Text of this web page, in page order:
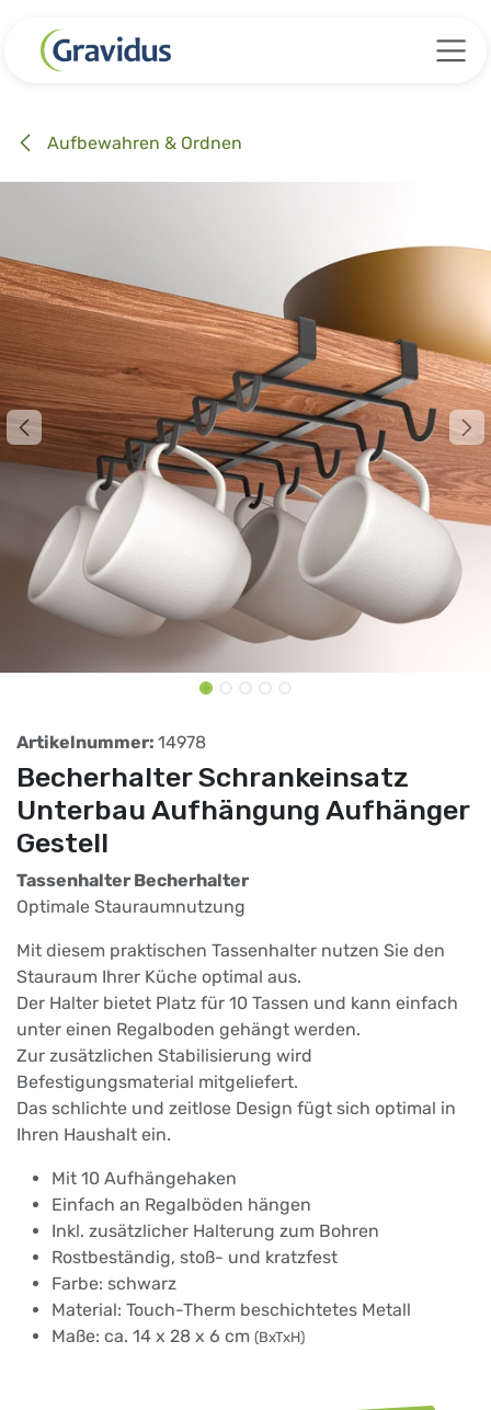
Aufbewahren & Ordnen
Artikelnummer: 14978
Becherhalter Schrankeinsatz
Unterbau Aufhängung Aufhänger
Gestell
Tassenhalter Becherhalter
Optimale Stauraumnutzung
Mit diesem praktischen Tassenhalter nutzen Sie den
Stauraum Ihrer Küche optimal aus.
Der Halter bietet Platz für 10 Tassen und kann einfach
unter einen Regalboden gehängt werden.
Zur zusätzlichen Stabilisierung wird
Befestigungsmaterial mitgeliefert.
Das schlichte und zeitlose Design fügt sich optimal in
Ihren Haushalt ein.
Mit 10 Aufhängehaken
Einfach an Regalböden hängen
Inkl. zusätzlicher Halterung zum Bohren
Rostbeständig, stoß- und kratzfest
Farbe: schwarz
Material: Touch-Therm beschichtetes Metall
Maße: ca. 14 x 28 x 6 cm (BxTxH)